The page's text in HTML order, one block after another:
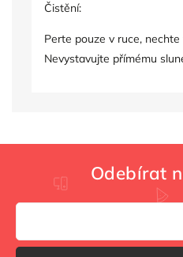
Čistění:
Perte pouze v ruce,
Nevystavujte přímému
Odebírat